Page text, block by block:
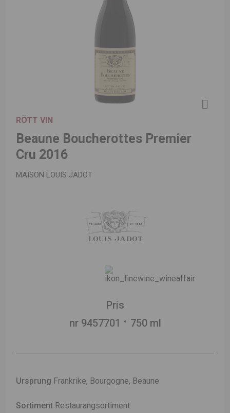
RÖTT VIN
Beaune Boucherottes Premier
Cru 2016
MAISON LOUIS JADOT
Pris
nr 9457701
750 ml
Ursprung Frankrike, Bourgogne, Beaune
Sortiment Restaurangsortiment